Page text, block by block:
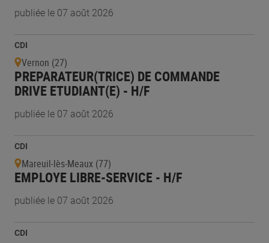
publiée le 07 août 2026
CDI
Vernon (27)
PREPARATEUR(TRICE) DE COMMANDE
DRIVE ETUDIANT(E) - H/F
publiée le 07 août 2026
CDI
Mareuil-lès-Meaux (77)
EMPLOYE LIBRE-SERVICE - H/F
publiée le 07 août 2026
CDI